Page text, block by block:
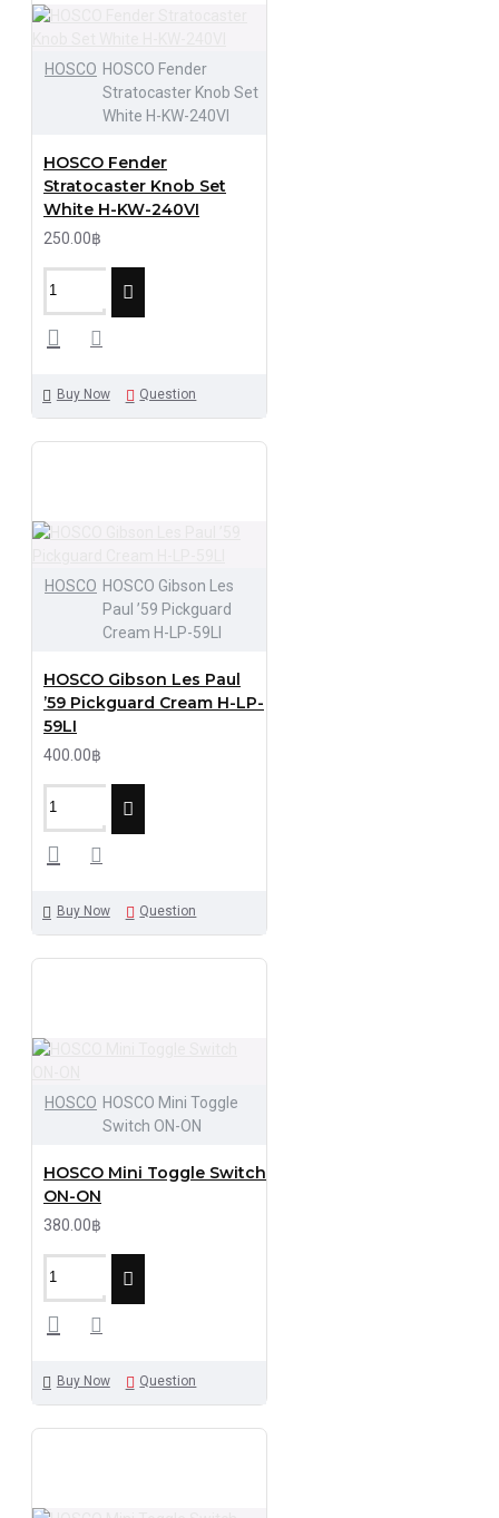
HOSCO HOSCO Fender
Stratocaster Knob Set
White H-KW-240VI
HOSCO Fender
Stratocaster Knob Set
White H-KW-240VI
250.00฿
Buy Now Question
HOSCO HOSCO Gibson Les
Paul ’59 Pickguard
Cream H-LP-59LI
HOSCO Gibson Les Paul
’59 Pickguard Cream H-LP-
59LI
400.00฿
Buy Now Question
HOSCO HOSCO Mini Toggle
Switch ON-ON
HOSCO Mini Toggle Switch
ON-ON
380.00฿
Buy Now Question